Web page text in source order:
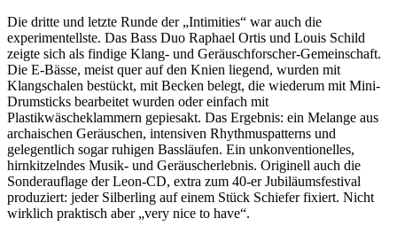
Die dritte und letzte Runde der „Intimities“ war auch die
experimentellste. Das Bass Duo Raphael Ortis und Louis Schild
zeigte sich als findige Klang- und Geräuschforscher-Gemeinschaft.
Die E-Bässe, meist quer auf den Knien liegend, wurden mit
Klangschalen bestückt, mit Becken belegt, die wiederum mit Mini-
Drumsticks bearbeitet wurden oder einfach mit
Plastikwäscheklammern gepiesakt. Das Ergebnis: ein Melange aus
archaischen Geräuschen, intensiven Rhythmuspatterns und
gelegentlich sogar ruhigen Bassläufen. Ein unkonventionelles,
hirnkitzelndes Musik- und Geräuscherlebnis. Originell auch die
Sonderauflage der Leon-CD, extra zum 40-er Jubiläumsfestival
produziert: jeder Silberling auf einem Stück Schiefer fixiert. Nicht
wirklich praktisch aber „very nice to have“.